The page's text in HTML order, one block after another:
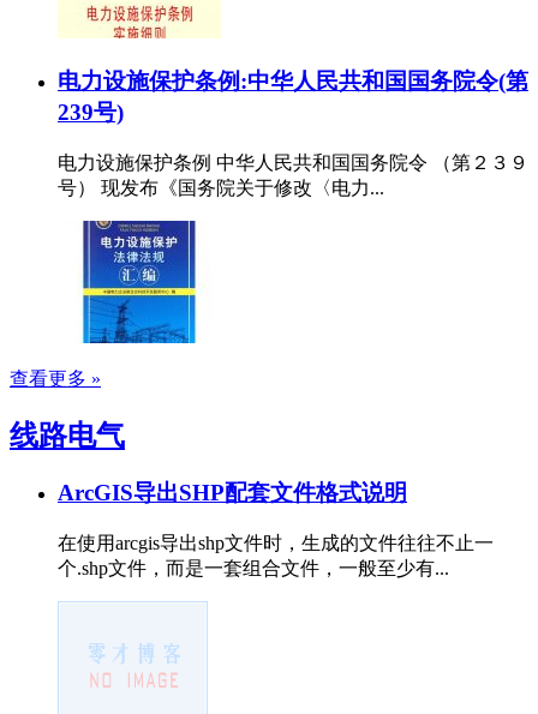
电力设施保护条例:中华人民共和国国务院令(第
239号)
电力设施保护条例 中华人民共和国国务院令 （第２３９
号） 现发布《国务院关于修改〈电力...
查看更多 »
线路电气
ArcGIS导出SHP配套文件格式说明
在使用arcgis导出shp文件时，生成的文件往往不止一
个.shp文件，而是一套组合文件，一般至少有...